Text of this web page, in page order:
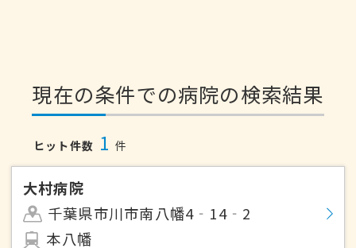
現在の条件での病院の検索結果
ヒット件数 1 件
大村病院
千葉県市川市南八幡4‐14‐2
本八幡